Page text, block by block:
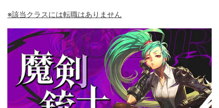
※該当クラスには転職はありません